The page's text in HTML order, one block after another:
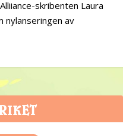
skribenten Laura
nylanseringen av